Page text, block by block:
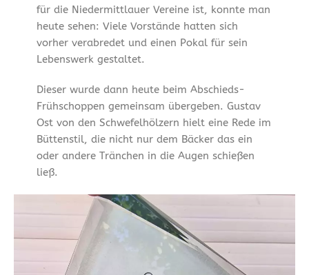
für die Niedermittlauer Vereine ist, konnte man
heute sehen: Viele Vorstände hatten sich
vorher verabredet und einen Pokal für sein
Lebenswerk gestaltet.
Dieser wurde dann heute beim Abschieds-
Frühschoppen gemeinsam übergeben. Gustav
Ost von den Schwefelhölzern hielt eine Rede im
Büttenstil, die nicht nur dem Bäcker das ein
oder andere Tränchen in die Augen schießen
ließ.